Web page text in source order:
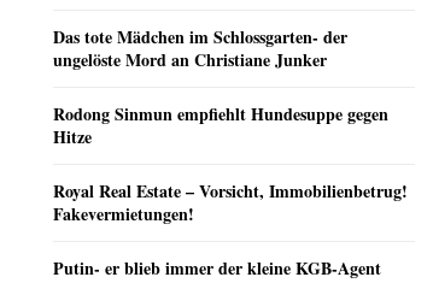
Das tote Mädchen im Schlossgarten- der
ungelöste Mord an Christiane Junker
Rodong Sinmun empfiehlt Hundesuppe gegen
Hitze
Royal Real Estate – Vorsicht, Immobilienbetrug!
Fakevermietungen!
Putin- er blieb immer der kleine KGB-Agent